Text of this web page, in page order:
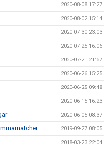
2020-08-08 17:27
2020-08-02 15:14
2020-07-30 23:03
2020-07-25 16:06
2020-07-21 21:57
2020-06-26 15:25
2020-06-25 09:48
2020-06-15 16:23
2020-06-05 08:37
2019-09-27 08:05
2018-03-23 22:04